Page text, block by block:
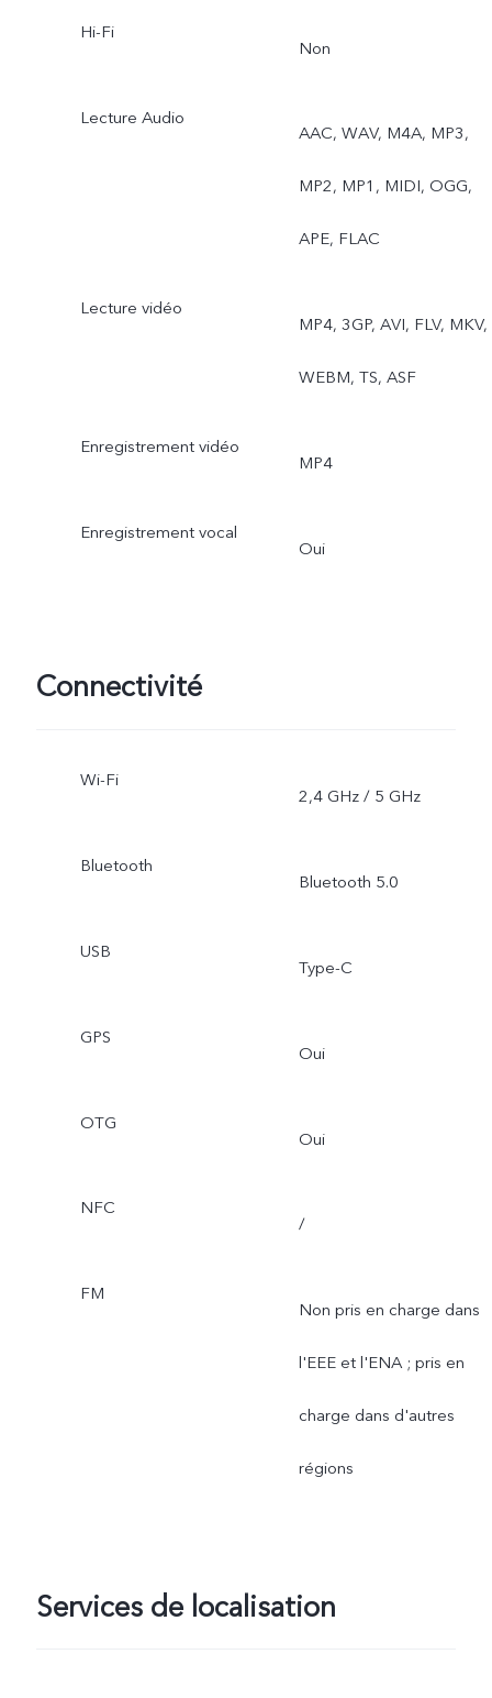
Hi-Fi
Non
Lecture Audio
AAC, WAV, M4A, MP3,
MP2, MP1, MIDI, OGG,
APE, FLAC
Lecture vidéo
MP4, 3GP, AVI, FLV, MKV,
WEBM, TS, ASF
Enregistrement vidéo
MP4
Enregistrement vocal
Oui
Connectivité
Wi-Fi
2,4 GHz / 5 GHz
Bluetooth
Bluetooth 5.0
USB
Type-C
GPS
Oui
OTG
Oui
NFC
/
FM
Non pris en charge dans
l'EEE et l'ENA ; pris en
charge dans d'autres
régions
Services de localisation